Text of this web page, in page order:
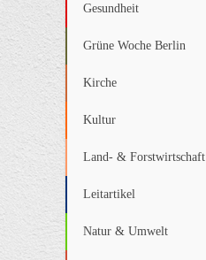
Gesundheit
Grüne Woche Berlin
Kirche
Kultur
Land- & Forstwirtschaft
Leitartikel
Natur & Umwelt